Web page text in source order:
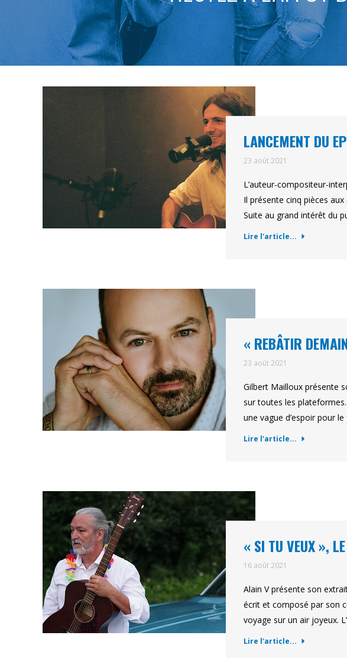
LANCEMENT DU
23 août 2021
L’auteur-compositeur-
Il présente cinq pièces
Suite au grand intérêt du
Lire l'article...
« REBÂTIR
23 août 2021
Gilbert Mailloux présente
sur toutes les
une vague d’espoir pour
Lire l'article...
« SI TU VEUX »,
16 août 2021
Alain V présente son
écrit et composé par son
voyage sur un air joyeux.
Lire l'article...